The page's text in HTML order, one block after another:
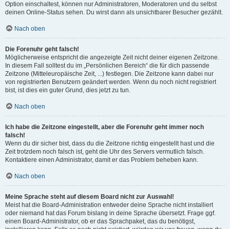
Option einschaltest, können nur Administratoren, Moderatoren und du selbst
deinen Online-Status sehen. Du wirst dann als unsichtbarer Besucher gezählt.
Nach oben
Die Forenuhr geht falsch!
Möglicherweise entspricht die angezeigte Zeit nicht deiner eigenen Zeitzone.
In diesem Fall solltest du im „Persönlichen Bereich“ die für dich passende
Zeitzone (Mitteleuropäische Zeit, ...) festlegen. Die Zeitzone kann dabei nur
von registrierten Benutzern geändert werden. Wenn du noch nicht registriert
bist, ist dies ein guter Grund, dies jetzt zu tun.
Nach oben
Ich habe die Zeitzone eingestellt, aber die Forenuhr geht immer noch
falsch!
Wenn du dir sicher bist, dass du die Zeitzone richtig eingestellt hast und die
Zeit trotzdem noch falsch ist, geht die Uhr des Servers vermutlich falsch.
Kontaktiere einen Administrator, damit er das Problem beheben kann.
Nach oben
Meine Sprache steht auf diesem Board nicht zur Auswahl!
Meist hat die Board-Administration entweder deine Sprache nicht installiert
oder niemand hat das Forum bislang in deine Sprache übersetzt. Frage ggf.
einen Board-Administrator, ob er das Sprachpaket, das du benötigst,